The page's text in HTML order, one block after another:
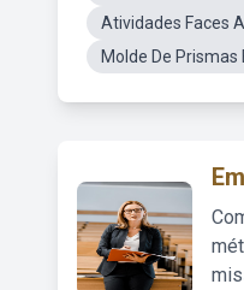
Atividades Faces
Molde De